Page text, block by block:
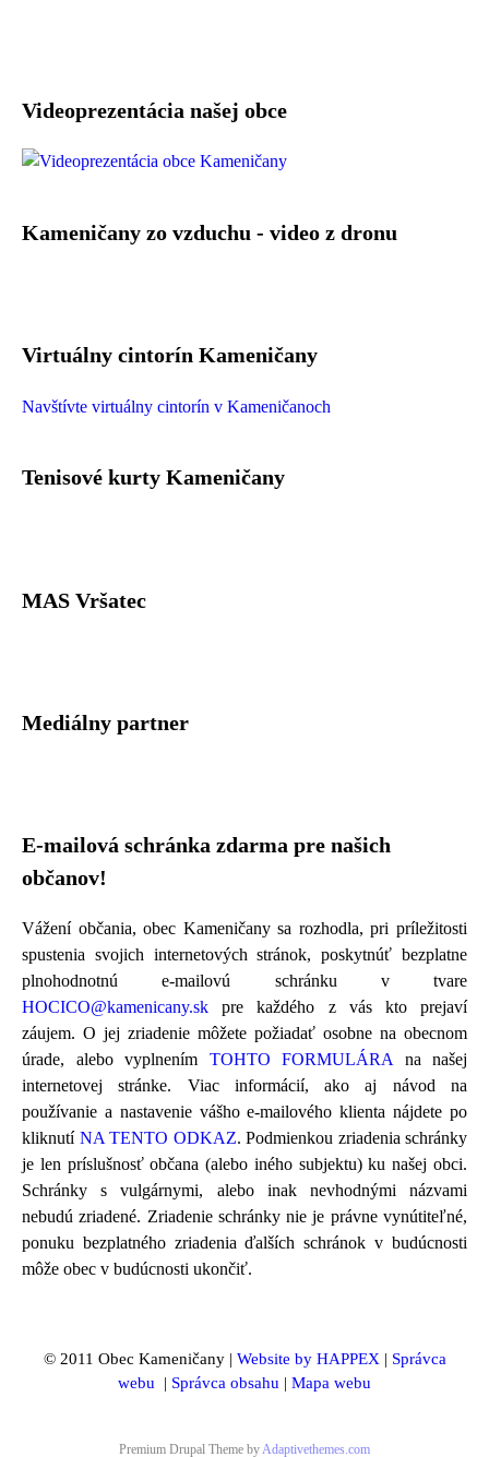
Videoprezentácia našej obce
Kameničany zo vzduchu - video z dronu
Virtuálny cintorín Kameničany
Navštívte virtuálny cintorín v Kameničanoch
Tenisové kurty Kameničany
MAS Vršatec
Mediálny partner
E-mailová schránka zdarma pre našich
občanov!
Vážení občania, obec Kameničany sa rozhodla, pri príležitosti
spustenia svojich internetových stránok, poskytnúť bezplatne
plnohodnotnú e-mailovú schránku v tvare
HOCICO@kamenicany.sk pre každého z vás kto prejaví
záujem. O jej zriadenie môžete požiadať osobne na obecnom
úrade, alebo vyplnením TOHTO FORMULÁRAna našej
internetovej stránke. Viac informácií, ako aj návod na
používanie a nastavenie vášho e-mailového klienta nájdete po
kliknutí NA TENTO ODKAZ. Podmienkou zriadenia schránky
je len príslušnosť občana (alebo iného subjektu) ku našej obci.
Schránky s vulgárnymi, alebo inak nevhodnými názvami
nebudú zriadené. Zriadenie schránky nie je právne vynútiteľné,
ponuku bezplatného zriadenia ďalších schránok v budúcnosti
môže obec v budúcnosti ukončiť.
© 2011 Obec Kameničany | Website by HAPPEX | Správca
webu | Správca obsahu | Mapa webu
Premium Drupal Theme by Adaptivethemes.com